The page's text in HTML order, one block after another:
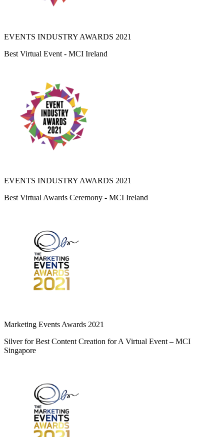
EVENTS INDUSTRY AWARDS 2021
Best Virtual Event - MCI Ireland
EVENTS INDUSTRY AWARDS 2021
Best Virtual Awards Ceremony - MCI Ireland
Marketing Events Awards 2021
Silver for Best Content Creation for A Virtual Event – MCI
Singapore